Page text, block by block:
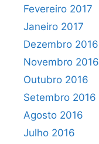
Fevereiro 2017
Janeiro 2017
Dezembro 2016
Novembro 2016
Outubro 2016
Setembro 2016
Agosto 2016
Julho 2016